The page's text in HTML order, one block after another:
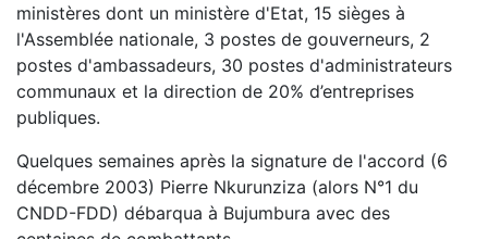
ministères dont un ministère d'Etat, 15 sièges à
l'Assemblée nationale, 3 postes de gouverneurs, 2
postes d'ambassadeurs, 30 postes d'administrateurs
communaux et la direction de 20% d’entreprises
publiques.
Quelques semaines après la signature de l'accord (6
décembre 2003) Pierre Nkurunziza (alors N°1 du
CNDD-FDD) débarqua à Bujumbura avec des